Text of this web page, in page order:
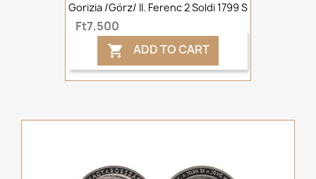
Gorizia /Görz/ II. Ferenc 2 Soldi 1799 S
Ft7,500
 ADD TO CART